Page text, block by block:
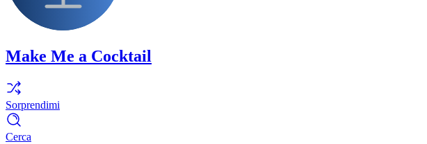
Make Me a Cocktail
Sorprendimi
Cerca